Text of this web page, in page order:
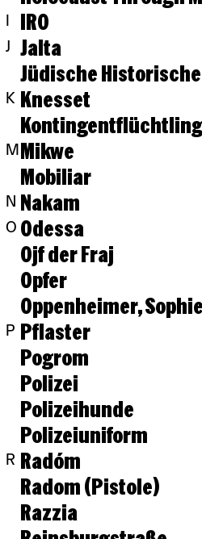
IRO
J
Jalta
Jüdische
K Knesset
M Mikwe
Mobiliar
N Nakam
O Odessa
Ojf der Fraj
Opfer
Oppenheimer,
P Pflaster
Pogrom
Polizei
Polizeihunde
Polizeiuniform
R Radóm
Radom (Pistole)
Razzia